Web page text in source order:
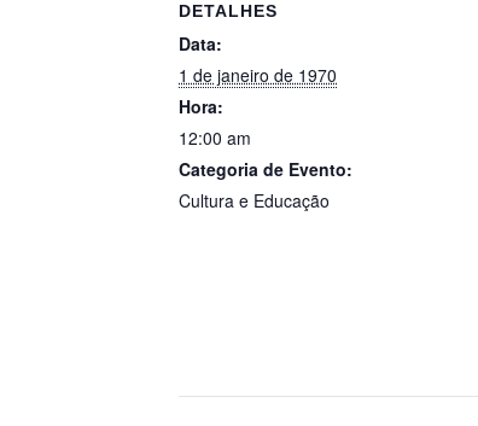
DETALHES
Data:
1 de janeiro de 1970
Hora:
12:00 am
Categoria de Evento:
Cultura e Educação